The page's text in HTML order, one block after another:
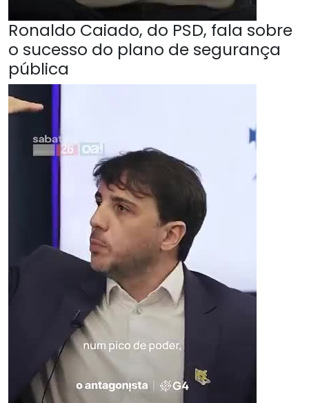
Ronaldo Caiado, do PSD, fala sobre
o sucesso do plano de segurança
pública